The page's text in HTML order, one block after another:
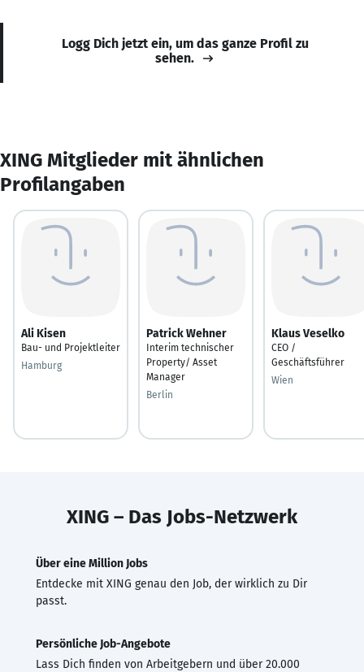
Logg Dich jetzt ein, um das ganze Profil zu
sehen.
XING Mitglieder mit ähnlichen
Profilangaben
Ali Kisen
Bau- und Projektleiter
Hamburg
Patrick Wehner
Interim technischer
Property/ Asset
Manager
Berlin
Klaus Veselko
CEO /
Geschäftsführer
Wien
XING – Das Jobs-Netzwerk
Über eine Million Jobs
Entdecke mit XING genau den Job, der wirklich zu Dir
passt.
Persönliche Job-Angebote
Lass Dich finden von Arbeitgebern und über 20.000